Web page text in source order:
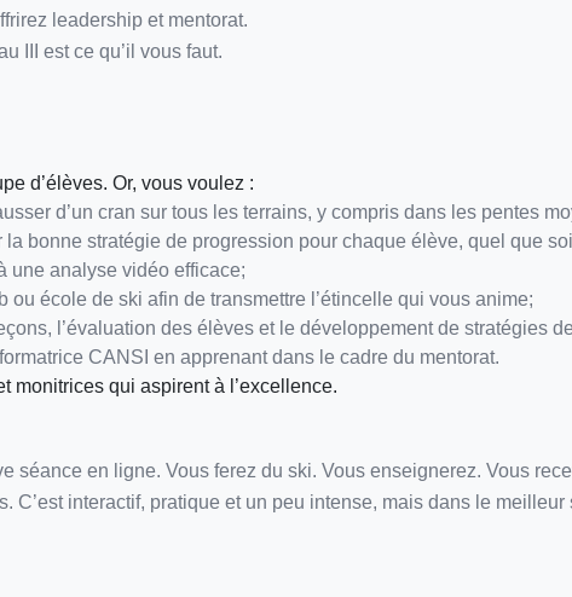
leadership et mentorat.
III est ce qu’il vous faut.
d’élèves. Or, vous voulez :
d’un cran sur tous les terrains, y compris dans les pentes
bonne stratégie de progression pour chaque élève, quel que
une analyse vidéo efficace;
école de ski afin de transmettre l’étincelle qui vous anime;
l’évaluation des élèves et le développement de stratégies
CANSI en apprenant dans le cadre du mentorat.
monitrices qui aspirent à l’excellence.
séance en ligne. Vous ferez du ski. Vous enseignerez. Vous
C’est interactif, pratique et un peu intense, mais dans le meilleur